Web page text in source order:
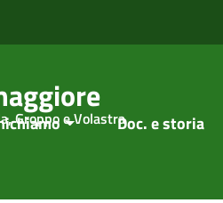
Groppo e VolastraDoc. e storia